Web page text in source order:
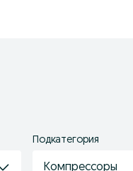
Подкатегория
Компрессоры